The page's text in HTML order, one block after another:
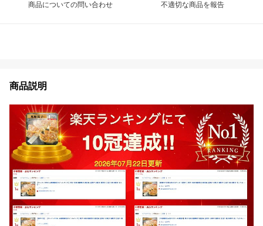
商品についての問い合わせ 不適切な商品を報告
商品説明